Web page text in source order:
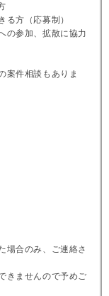
る方（応募制）
の参加、拡散に協力
案件相談もありま
場合のみ、ご連絡さ
きませんので予めご